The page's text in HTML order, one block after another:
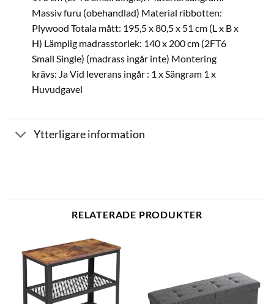
Massiv furu (obehandlad) Material ribbotten:
Plywood Totala mått: 195,5 x 80,5 x 51 cm (L x B x
H) Lämplig madrasstorlek: 140 x 200 cm (2FT6
Small Single) (madrass ingår inte) Montering
krävs: Ja Vid leverans ingår : 1 x Sängram 1 x
Huvudgavel
Ytterligare information
RELATERADE PRODUKTER